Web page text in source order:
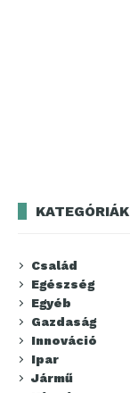
KATEGÓRIÁK
Család
Egészség
Egyéb
Gazdaság
Innováció
Ipar
Jármű